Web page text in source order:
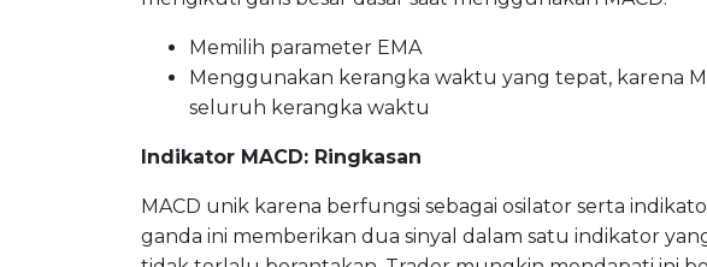
Memilih parameter EMA
Menggunakan kerangka waktu yang tepat, karena
seluruh kerangka waktu
Indikator MACD: Ringkasan
MACD unik karena berfungsi sebagai osilator serta
ganda ini memberikan dua sinyal dalam satu indikator